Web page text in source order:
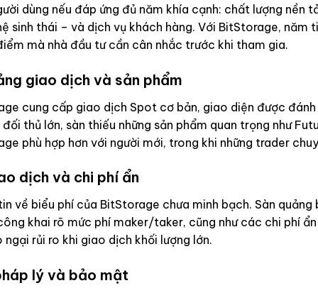
dùng nếu đáp ứng đủ năm khía cạnh: chất lượng nền
sinh thái – và dịch vụ khách hàng. Với BitStorage, năm
mà nhà đầu tư cần cân nhắc trước khi tham gia.
giao dịch và sản phẩm
cung cấp giao dịch Spot cơ bản, giao diện được đánh
thủ lớn, sàn thiếu những sản phẩm quan trọng như
phù hợp hơn với người mới, trong khi những trader
dịch và chi phí ẩn
về biểu phí của BitStorage chưa minh bạch. Sàn
khai rõ mức phí maker/taker, cũng như các chi phí
ngại rủi ro khi giao dịch khối lượng lớn.
lý và bảo mật